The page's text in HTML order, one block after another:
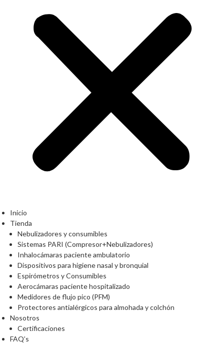
Inicio
Tienda
Nebulizadores y consumibles
Sistemas PARI (Compresor+Nebulizadores)
Inhalocámaras paciente ambulatorio
Dispositivos para higiene nasal y bronquial
Espirómetros y Consumibles
Aerocámaras paciente hospitalizado
Medidores de flujo pico (PFM)
Protectores antialérgicos para almohada y colchón
Nosotros
Certificaciones
FAQ’s